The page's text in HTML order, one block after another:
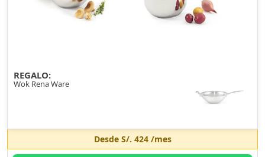
REGALO:
Wok Rena Ware
Desde S/. 424/mes